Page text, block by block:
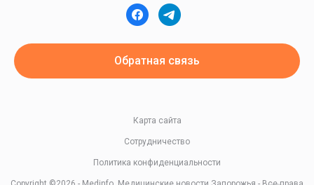
Обратная связь
Политика конфиденциальности
Сотрудничество
Карта сайта